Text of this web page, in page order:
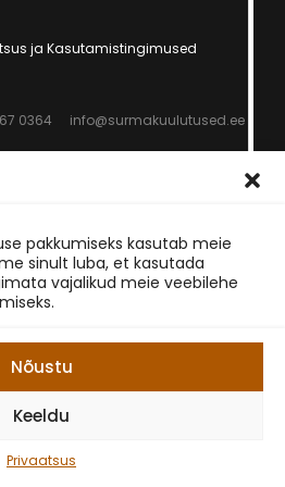
pakkumiseks kasutab meie
sinult luba, et kasutada
vajalikud meie veebilehe
Nõustu
Keeldu
Privaatsus
ja Kasutamistingimused
0364 info@surmakuulutused.ee